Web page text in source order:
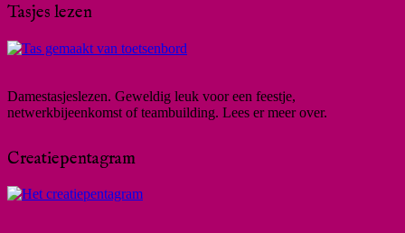
Tasjes lezen
Damestasjeslezen. Geweldig leuk voor een feestje,
netwerkbijeenkomst of teambuilding. Lees er meer over.
Creatiepentagram